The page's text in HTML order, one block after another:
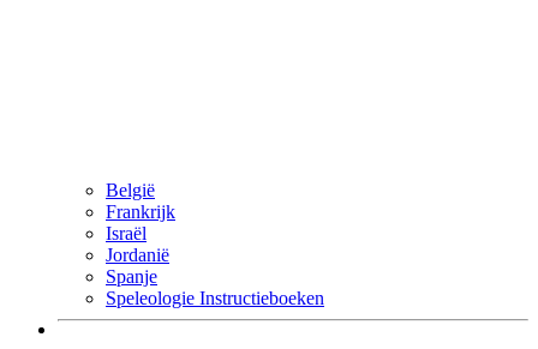
België
Frankrijk
Israël
Jordanië
Spanje
Speleologie Instructieboeken